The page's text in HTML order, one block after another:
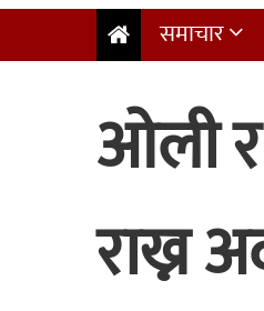
समाचार
ओली
राख्न